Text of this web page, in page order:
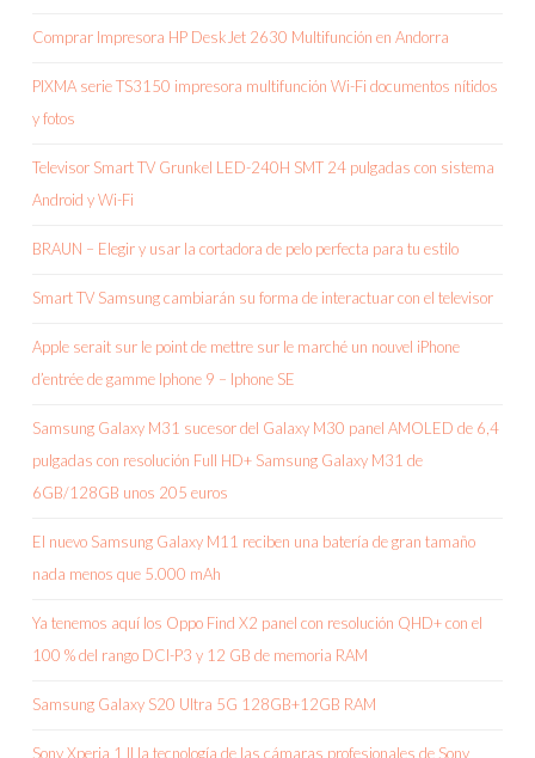
Comprar Impresora HP DeskJet 2630 Multifunción en Andorra
PIXMA serie TS3150 impresora multifunción Wi-Fi documentos nítidos
y fotos
Televisor Smart TV Grunkel LED-240H SMT 24 pulgadas con sistema
Android y Wi-Fi
BRAUN – Elegir y usar la cortadora de pelo perfecta para tu estilo
Smart TV Samsung cambiarán su forma de interactuar con el televisor
Apple serait sur le point de mettre sur le marché un nouvel iPhone
d’entrée de gamme Iphone 9 – Iphone SE
Samsung Galaxy M31 sucesor del Galaxy M30 panel AMOLED de 6,4
pulgadas con resolución Full HD+ Samsung Galaxy M31 de
6GB/128GB unos 205 euros
El nuevo Samsung Galaxy M11 reciben una batería de gran tamaño
nada menos que 5.000 mAh
Ya tenemos aquí los Oppo Find X2 panel con resolución QHD+ con el
100 % del rango DCI-P3 y 12 GB de memoria RAM
Samsung Galaxy S20 Ultra 5G 128GB+12GB RAM
Sony Xperia 1 II la tecnología de las cámaras profesionales de Sony